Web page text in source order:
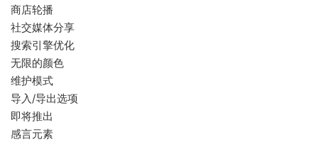
商店轮播
社交媒体分享
搜索引擎优化
无限的颜色
维护模式
导入/导出选项
即将推出
感言元素